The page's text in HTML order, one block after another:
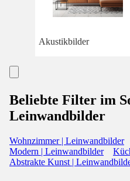
Akustikbilder
Beliebte Filter im
Leinwandbilder
Wohnzimmer | Leinwandbilder
Modern | Leinwandbilder
Abstrakte Kunst |